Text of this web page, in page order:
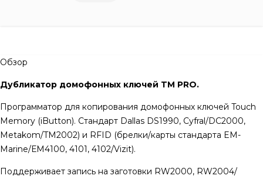
Обзор
Дубликатор домофонных ключей TM PRO.
Программатор для копирования домофонных ключей Touch
Memory (iButton). Cтандарт Dallas DS1990, Cyfral/DC2000,
Metakom/TM2002) и RFID (брелки/карты стандарта EM-
Marine/ЕМ4100, 4101, 4102/Vizit).
Поддерживает запись на заготовки RW2000, RW2004/